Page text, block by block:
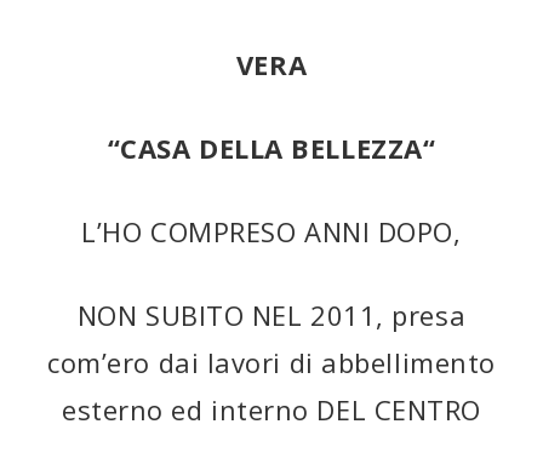
VERA
“CASA DELLA BELLEZZA“
L’HO COMPRESO ANNI DOPO,
NON SUBITO NEL 2011, presa
com’ero dai lavori di abbellimento
esterno ed interno DEL CENTRO